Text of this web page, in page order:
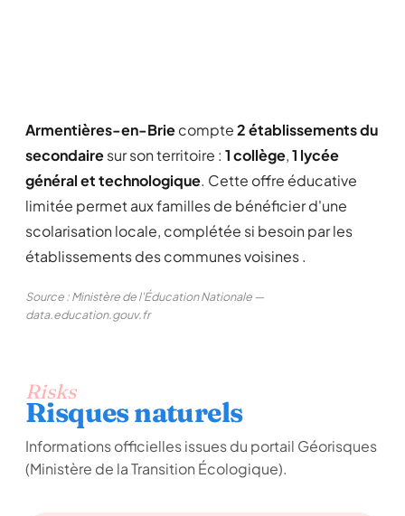
Armentières-en-Briecompte2 établissements du
secondairesur son territoire : 1 collège,1 lycée
général et technologique. Cette offre éducative
limitée permet aux familles de bénéficier d'une
scolarisation locale, complétée si besoin par les
établissements des communes voisines .
Source : Ministère de l'Éducation Nationale —
data.education.gouv.fr
Risks
Risques naturels
Informations officielles issues du portail Géorisques
(Ministère de la Transition Écologique).